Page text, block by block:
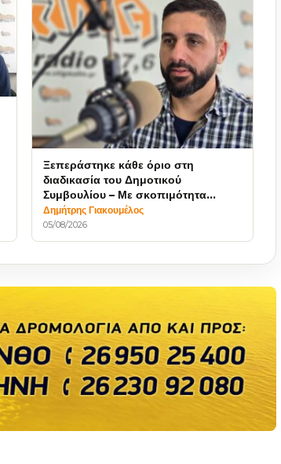
Ξεπεράστηκε κάθε όριο στη
διαδικασία του Δημοτικού
Συμβουλίου – Με σκοπιμότητα
κινήθηκε η Δημοτική Αρχή
Δημήτρης Γιακουμέλος
05/08/2026